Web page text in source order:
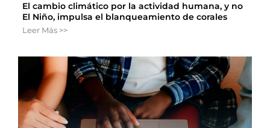
El cambio climático por la actividad humana, y no
El Niño, impulsa el blanqueamiento de corales
Leer Más >>